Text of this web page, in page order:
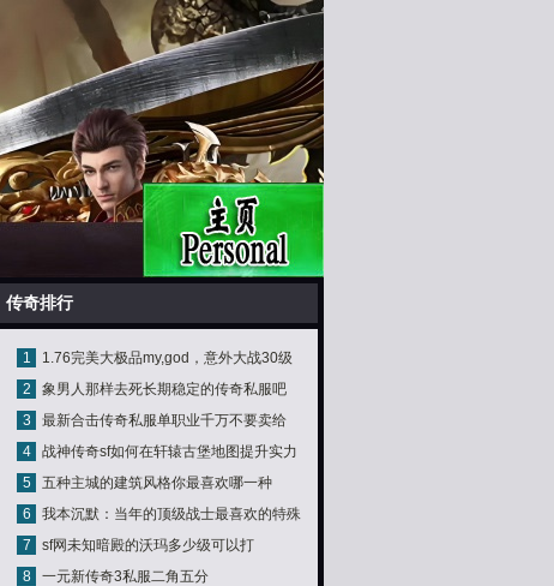
传奇排行
1
1.76完美大极品my,god，意外大战30级
高手！~
2
象男人那样去死长期稳定的传奇私服吧
3
最新合击传奇私服单职业千万不要卖给
NPC
4
战神传奇sf如何在轩辕古堡地图提升实力
5
五种主城的建筑风格你最喜欢哪一种
6
我本沉默：当年的顶级战士最喜欢的特殊
手镯疾风手镯
7
sf网未知暗殿的沃玛多少级可以打
8
一元新传奇3私服二角五分